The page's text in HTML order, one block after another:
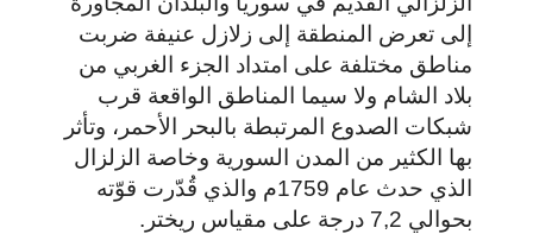
إلى تعرض المنطقة إلى زلازل عنيفة ضربت
مناطق مختلفة على امتداد الجزء الغربي من
بلاد الشام ولا سيما المناطق الواقعة قرب
شبكات الصدوع المرتبطة بالبحر الأحمر، وتأثر
بها الكثير من المدن السورية وخاصة الزلزال
الذي حدث عام 1759م والذي قُدّرت قوّته
بحوالي 7,2 درجة على مقياس ريختر.